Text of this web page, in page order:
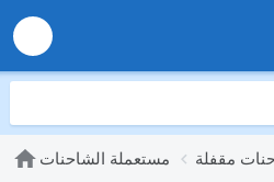
مستعملة الشاحنات مقفلة